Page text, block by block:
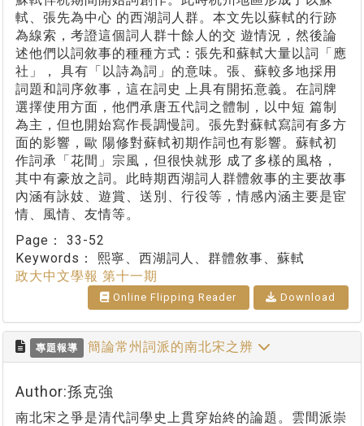
軾、張先為中心 的西湖詞人群。本文先以蘇軾的行跡
為線索，考證這個詞人群十餘人的交 遊情況，然後論
述他們以詞敘事的種種方式：張先和蘇軾大量以詞「應
社」， 具有「以詩為詞」的意味。張、蘇較多地採用
詞題和詞序敘事，這在詞史 上具有開拓意義。在詞牌
選擇使用方面，他們承唐五代詞之體制，以中短 篇制
為主，但也開始寫作長調慢詞。張先對蘇軾寫詞有多方
面的影響，歐 陽修對蘇軾初期作詞也有影響。蘇軾初
作詞承「花間」宗風，但很快就形 成了多樣的風格，
其中有豪放之詞。此時期西湖詞人群體敘事的主要故事
內涵有詠妓、遊賞、送別、行役等，情感內涵主要是宦
情、風情、友情等。
Page： 33-52
Keywords： 熙寧、西湖詞人、群體敘事、蘇軾
政大中文學報 第十一期
Online Flipping Reader Download
專題報導 簡論常州詞派的南北宋之辨
Author:孫克強
南北宋之爭是清代詞學史上貫穿始終的論題。雲間派崇